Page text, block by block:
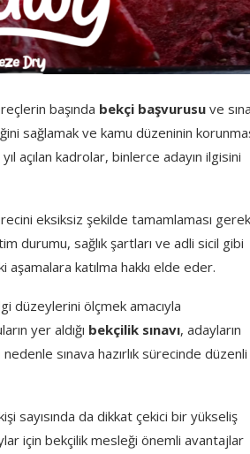
başında bekçi başvurusu ve
sağlamak ve kamu düzeninin
açılan kadrolar, binlerce adayın ilgisini
eksiksiz şekilde tamamlaması
durumu, sağlık şartları ve adli sicil gibi
aşamalara katılma hakkı elde eder.
düzeylerini ölçmek amacıyla
yer aldığı bekçilik sınavı, adayların
sınava hazırlık sürecinde düzenli
sayısında da dikkat çekici bir yükseliş
için bekçilik mesleği önemli avantajlar